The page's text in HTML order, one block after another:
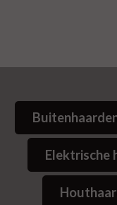
Elektrische